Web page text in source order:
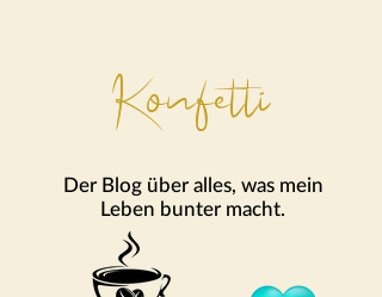
Konfetti
Der Blog über alles, was mein
Leben bunter macht.